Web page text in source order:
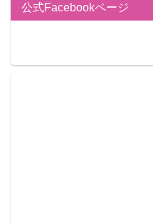
公式Facebookページ